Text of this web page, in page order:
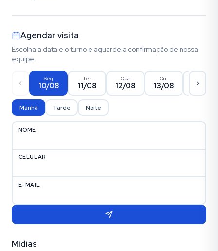
Agendar visita
Escolha a data e o turno e aguarde a confirmação de nossa
equipe.
Seg
10/08
Ter
11/08
Qua
12/08
Qui
13/08 14/08
Manhã Tarde Noite
NOME
CELULAR
E-MAIL
Mídias